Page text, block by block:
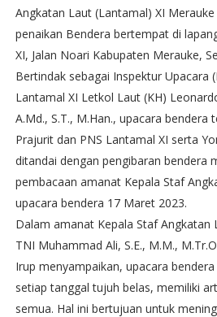
Angkatan Laut (Lantamal) XI
penaikan Bendera bertempat di
XI, Jalan Noari Kabupaten Merauke,
Bertindak sebagai Inspektur Upacara
Lantamal XI Letkol Laut (KH)
A.Md., S.T., M.Han., upacara bendera
Prajurit dan PNS Lantamal XI serta
ditandai dengan pengibaran bendera
pembacaan amanat Kepala Staf
upacara bendera 17 Maret 2023.
Dalam amanat Kepala Staf Angkatan
TNI Muhammad Ali, S.E., M.M.,
Irup menyampaikan, upacara
setiap tanggal tujuh belas, memiliki
semua. Hal ini bertujuan untuk